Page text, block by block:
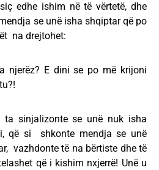
edhe ishim në të vërtetë, dhe
se unë isha shqiptar që po
na drejtohet:
E dini se po më krijoni
sinjalizonte se unë nuk isha
që si shkonte mendja se unë
vazhdonte të na bërtiste dhe të
që i kishim nxjerrë! Unë u